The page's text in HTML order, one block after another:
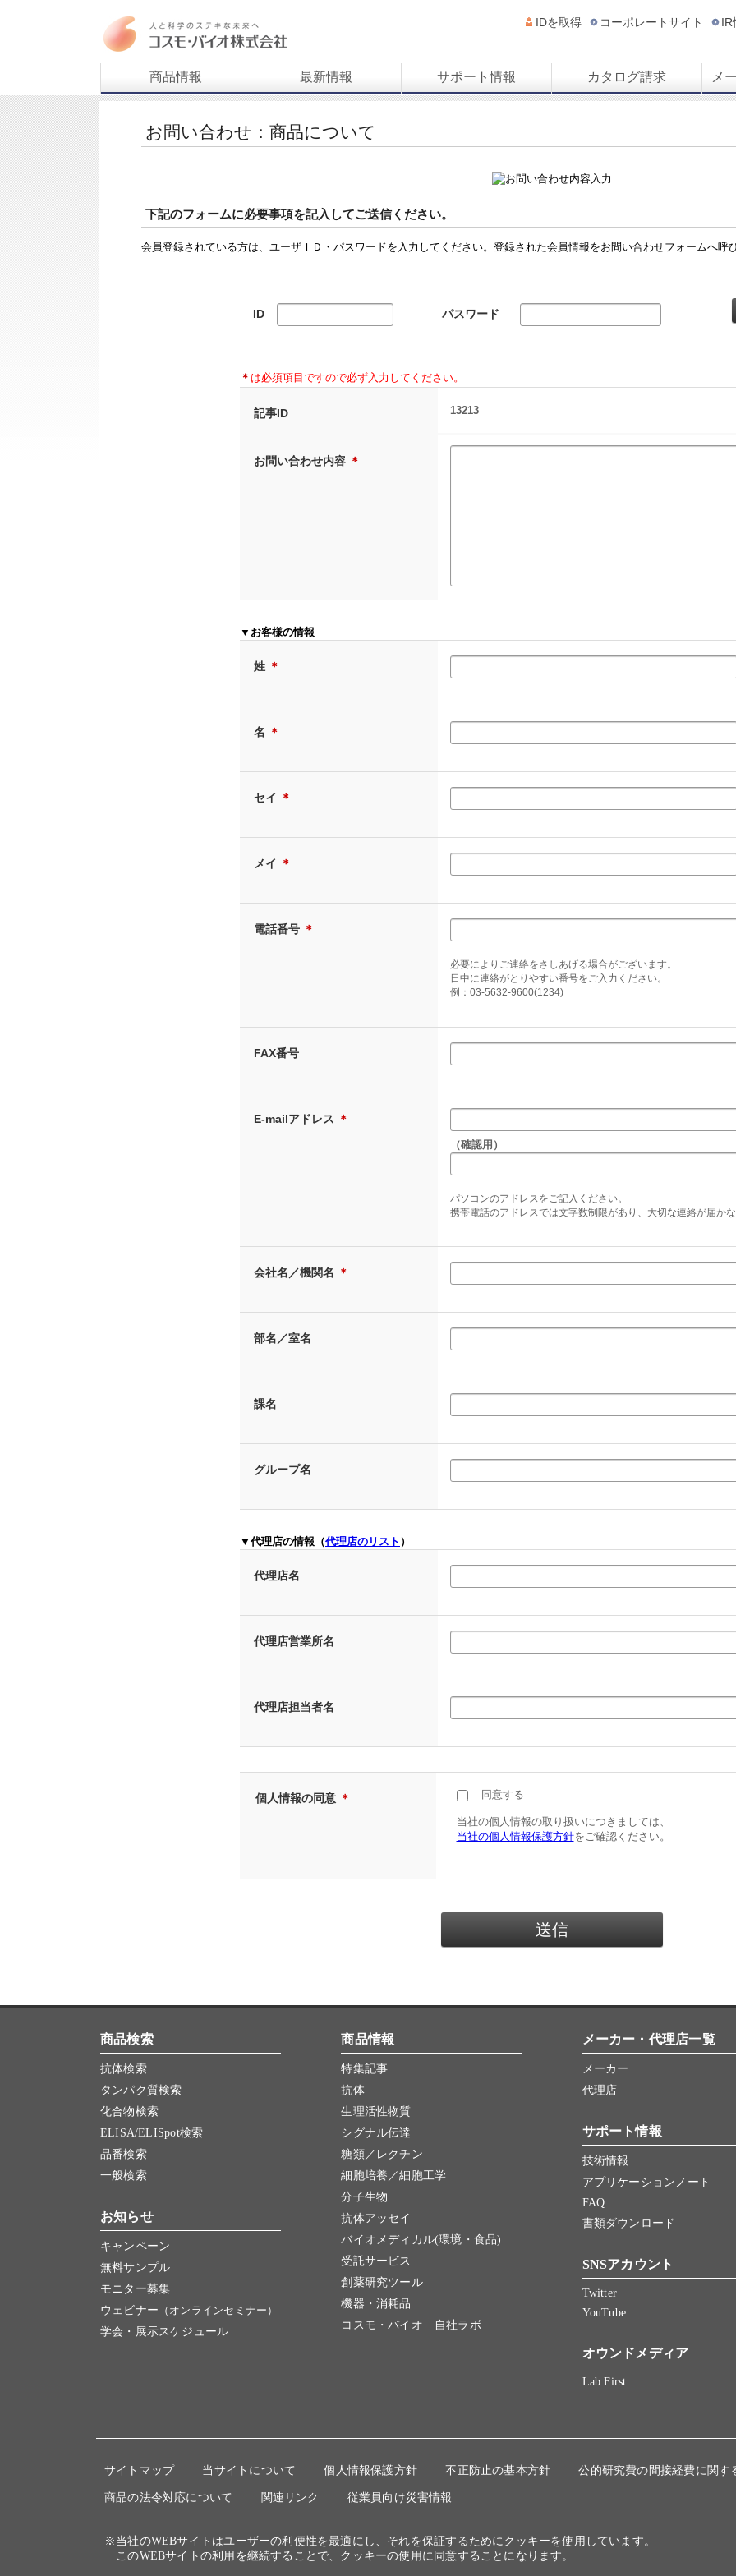
IDを取得 コーポレートサイト IR
商品情報 最新情報 サポート情報 カタログ請求 メ
お問い合わせ：商品について
下記のフォームに必要事項を記入してご送信ください。
会員登録されている方は、ユーザＩＤ・パスワードを入力してください。登録された会員情報をお問い合わせフォームへ呼
ID パスワード
＊ は必須項目ですので必ず入力してください。
記事ID 13213
お問い合わせ内容 ＊
▼お客様の情報
姓 ＊
名 ＊
セイ ＊
メイ ＊
電話番号 ＊
必要によりご連絡をさしあげる場合がございます。
日中に連絡がとりやすい番号をご入力ください。
例：03-5632-9600(1234)
FAX番号
E-mailアドレス ＊
（確認用）
パソコンのアドレスをご記入ください。
携帯電話のアドレスでは文字数制限があり、大切な連絡が届かな
会社名／機関名 ＊
部名／室名
課名
グループ名
▼代理店の情報（代理店のリスト ）
代理店名
代理店営業所名
代理店担当者名
個人情報の同意 ＊ 同意する
当社の個人情報の取り扱いにつきましては、
当社の個人情報保護方針をご確認ください。
商品検索
抗体検索
タンパク質検索
化合物検索
ELISA/ELISpot検索
品番検索
一般検索
お知らせ
キャンペーン
無料サンプル
モニター募集
ウェビナー （オンラインセミナー）
学会・展示スケジュール
商品情報
特集記事
抗体
生理活性物質
シグナル伝達
糖類／レクチン
細胞培養／細胞工学
分子生物
抗体アッセイ
バイオメディカル(環境・食品)
受託サービス
創薬研究ツール
機器・消耗品
コスモ・バイオ 自社ラボ
メーカー・代理店一覧
メーカー
代理店
サポート情報
技術情報
アプリケーションノート
FAQ
書類ダウンロード
SNSアカウント
Twitter
YouTube
オウンドメディア
Lab.First
サイトマップ 当サイトについて 個人情報保護方針 不正防止の基本方針 公的研究費の間接経費に関す
商品の法令対応について 関連リンク 従業員向け災害情報
※当社のWEBサイトはユーザーの利便性を最適にし、それを保証するためにクッキーを使用しています。
このWEBサイトの利用を継続することで、クッキーの使用に同意することになります。